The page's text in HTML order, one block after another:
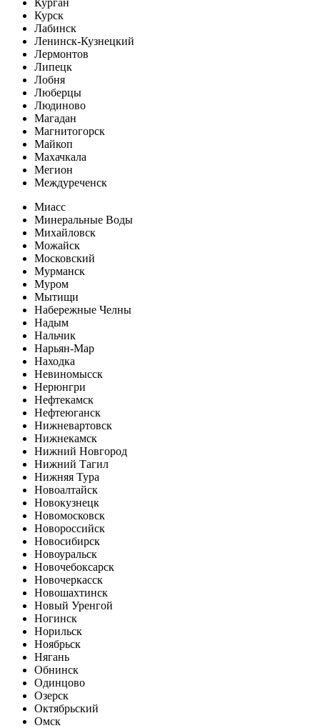
Курск
Лабинск
Ленинск-Кузнецкий
Лермонтов
Липецк
Лобня
Люберцы
Людиново
Магадан
Магнитогорск
Майкоп
Махачкала
Мегион
Междуреченск
Миасс
Минеральные Воды
Михайловск
Можайск
Московский
Мурманск
Муром
Мытищи
Набережные Челны
Надым
Нальчик
Нарьян-Мар
Находка
Невиномысск
Нерюнгри
Нефтекамск
Нефтеюганск
Нижневартовск
Нижнекамск
Нижний Новгород
Нижний Тагил
Нижняя Тура
Новоалтайск
Новокузнецк
Новомосковск
Новороссийск
Новосибирск
Новоуральск
Новочебоксарск
Новочеркасск
Новошахтинск
Новый Уренгой
Ногинск
Норильск
Ноябрьск
Нягань
Обнинск
Одинцово
Озерск
Октябрьский
Омск